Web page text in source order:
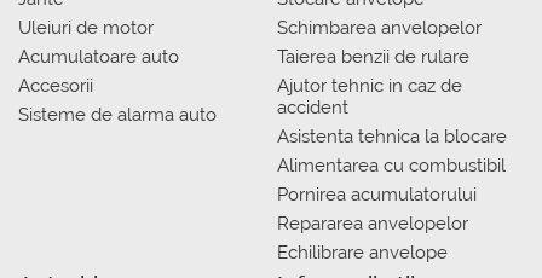
Uleiuri de motor
Acumulatoare auto
Accesorii
Sisteme de alarma auto
Schimbarea anvelopelor
Taierea benzii de rulare
Ajutor tehnic in caz de
accident
Asistenta tehnica la blocare
Alimentarea cu combustibil
Pornirea acumulatorului
Repararea anvelopelor
Echilibrare anvelope